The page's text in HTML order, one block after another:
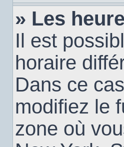
» Les
Il est
horaire
Dans ce
modifiez le
zone où